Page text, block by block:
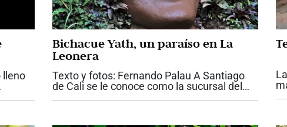
lleno
Bichacue Yath, un paraíso en La
Leonera
Texto y fotos: Fernando Palau A Santiago
de Cali se le conoce como la sucursal del